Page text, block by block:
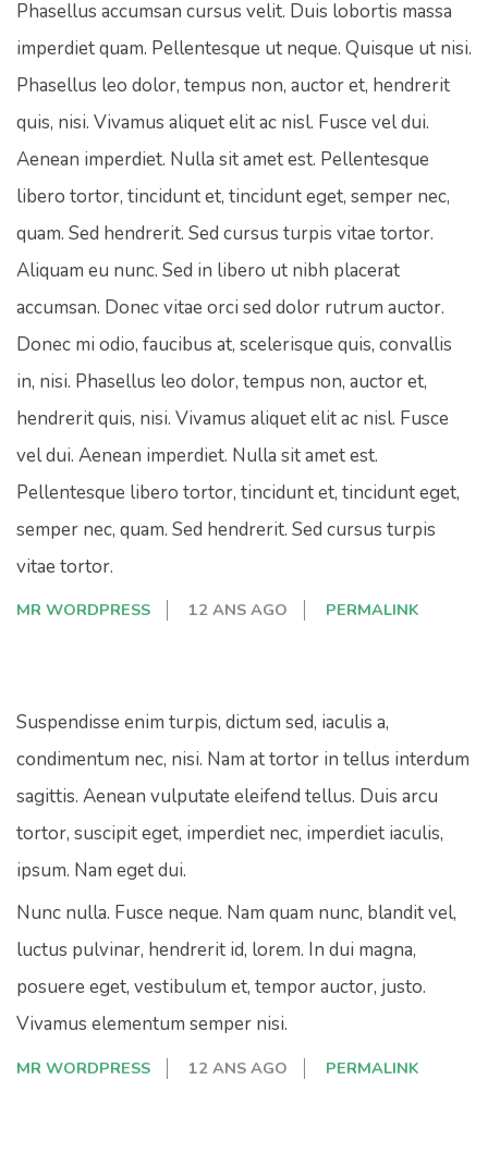
Phasellus accumsan cursus velit. Duis lobortis massa
imperdiet quam. Pellentesque ut neque. Quisque ut nisi.
Phasellus leo dolor, tempus non, auctor et, hendrerit
quis, nisi. Vivamus aliquet elit ac nisl. Fusce vel dui.
Aenean imperdiet. Nulla sit amet est. Pellentesque
libero tortor, tincidunt et, tincidunt eget, semper nec,
quam. Sed hendrerit. Sed cursus turpis vitae tortor.
Aliquam eu nunc. Sed in libero ut nibh placerat
accumsan. Donec vitae orci sed dolor rutrum auctor.
Donec mi odio, faucibus at, scelerisque quis, convallis
in, nisi. Phasellus leo dolor, tempus non, auctor et,
hendrerit quis, nisi. Vivamus aliquet elit ac nisl. Fusce
vel dui. Aenean imperdiet. Nulla sit amet est.
Pellentesque libero tortor, tincidunt et, tincidunt eget,
semper nec, quam. Sed hendrerit. Sed cursus turpis
vitae tortor.
MR WORDPRESS 12 ANS AGO PERMALINK
Suspendisse enim turpis, dictum sed, iaculis a,
condimentum nec, nisi. Nam at tortor in tellus interdum
sagittis. Aenean vulputate eleifend tellus. Duis arcu
tortor, suscipit eget, imperdiet nec, imperdiet iaculis,
ipsum. Nam eget dui.
Nunc nulla. Fusce neque. Nam quam nunc, blandit vel,
luctus pulvinar, hendrerit id, lorem. In dui magna,
posuere eget, vestibulum et, tempor auctor, justo.
Vivamus elementum semper nisi.
MR WORDPRESS 12 ANS AGO PERMALINK